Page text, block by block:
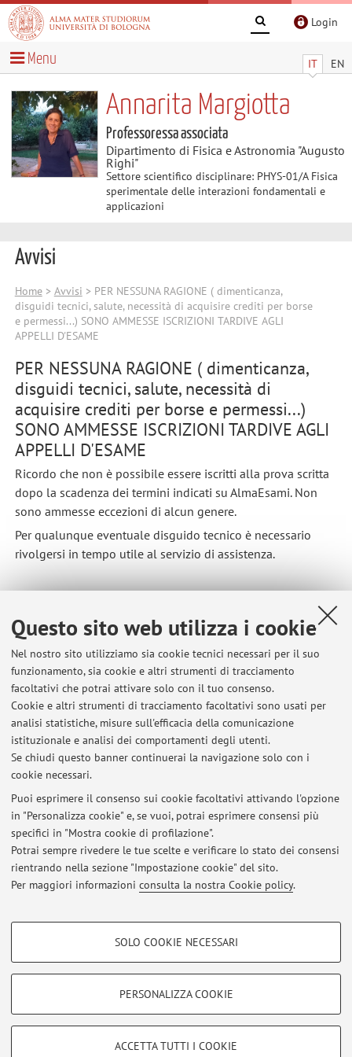
Questo sito web utilizza i cookie
Nel nostro sito utilizziamo sia cookie tecnici necessari per il suo
funzionamento, sia cookie e altri strumenti di tracciamento
facoltativi che potrai attivare solo con il tuo consenso.
Cookie e altri strumenti di tracciamento facoltativi sono usati per
analisi statistiche, misure sull'efficacia della comunicazione
istituzionale e analisi dei comportamenti degli utenti.
Se chiudi questo banner continuerai la navigazione solo con i
cookie necessari.
Puoi esprimere il consenso sui cookie facoltativi attivando l'opzione
in "Personalizza cookie" e, se vuoi, potrai esprimere consensi più
specifici in "Mostra cookie di profilazione".
Potrai sempre rivedere le tue scelte e verificare lo stato dei consensi
rientrando nella sezione "Impostazione cookie" del sito.
Per maggiori informazioni consulta la nostra Cookie policy.
COOKIE DI PROFILAZIONE - FACOLTATIVI
COOKIE TECNICI - NECESSARI
SOLO COOKIE NECESSARI
PERSONALIZZA COOKIE
ACCETTA TUTTI I COOKIE
Login
IT EN
Menu
Annarita Margiotta
Professoressa associata
Dipartimento di Fisica e Astronomia "Augusto
Righi"
Settore scientifico disciplinare: PHYS-01/A Fisica
sperimentale delle interazioni fondamentali e
applicazioni
Avvisi
Home> Avvisi > PER NESSUNA RAGIONE ( dimenticanza,
disguidi tecnici, salute, necessità di acquisire crediti per borse
e permessi...) SONO AMMESSE ISCRIZIONI TARDIVE AGLI
APPELLI D'ESAME
PER NESSUNA RAGIONE ( dimenticanza,
disguidi tecnici, salute, necessità di
acquisire crediti per borse e permessi...)
SONO AMMESSE ISCRIZIONI TARDIVE AGLI
APPELLI D'ESAME
Ricordo che non è possibile essere iscritti alla prova scritta
dopo la scadenza dei termini indicati su AlmaEsami. Non
sono ammesse eccezioni di alcun genere.
Per qualunque eventuale disguido tecnico è necessario
rivolgersi in tempo utile al servizio di assistenza.
Ultimi avvisi
Comunicazioni docente/studenti
Pubblicato il: 23 novembre 2021
Date degli esami
Pubblicato il: 23 novembre 2021
PER NESSUNA RAGIONE ( dimenticanza, disguidi tecnici, salute,
necessità di acquisire crediti per borse e permessi...) SONO
AMMESSE ISCRIZIONI TARDIVE AGLI APPELLI D'ESAME
Pubblicato il: 23 novembre 2021
Area riservata
Accedi tramiteloginper gestire tutti i contenuti del sito.
Zamboni, 33 - 40126 Bologna - Partita IVA: 01131710376